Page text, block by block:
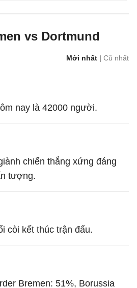
vs Dortmund
Mới nhất | Cũ nhất
nay là 42000 người.
chiến thắng xứng đáng
tượng.
còi kết thúc trận đấu.
Bremen: 51%, Borussia